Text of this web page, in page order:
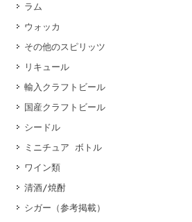
ラム
ウォッカ
その他のスピリッツ
リキュール
輸入クラフトビール
国産クラフトビール
シードル
ミニチュア ボトル
ワイン類
清酒/焼酎
シガー（参考掲載）